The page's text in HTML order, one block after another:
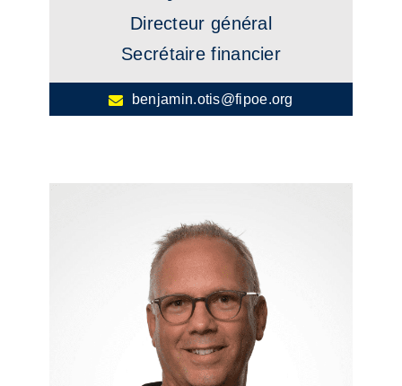
Directeur général
Secrétaire financier
benjamin.otis@fipoe.org